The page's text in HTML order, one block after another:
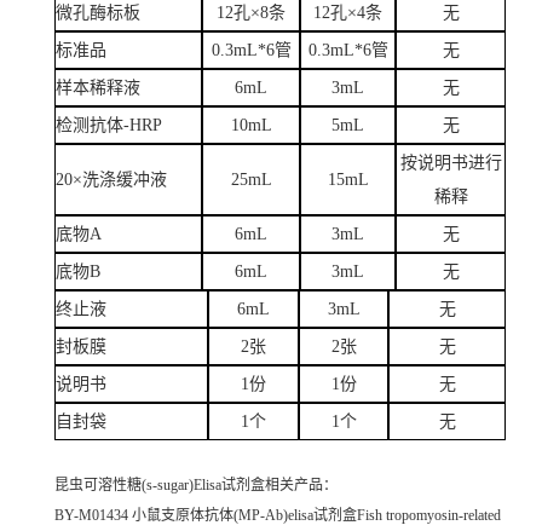
微孔酶标板 12孔×8条 12孔×4条 无
标准品 0.3mL*6管 0.3mL*6管 无
样本稀释液 6mL 3mL 无
检测抗体-HRP 10mL 5mL 无
20×洗涤缓冲液 25mL 15mL
按说明书进行
稀释
底物A 6mL 3mL 无
底物B 6mL 3mL 无
终止液 6mL 3mL 无
封板膜 2张 2张 无
说明书 1份 1份 无
自封袋 1个 1个 无
昆虫可溶性糖(s-sugar)Elisa试剂盒相关产品：
BY-M01434 小鼠支原体抗体(MP-Ab)elisa试剂盒Fish tropomyosin-related